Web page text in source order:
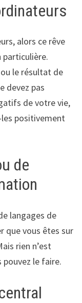
alors ce rêve
particulière.
le résultat de
devez pas
de votre vie,
les positivement
de
langages de
que vous êtes sur
rien n’est
pouvez le faire.